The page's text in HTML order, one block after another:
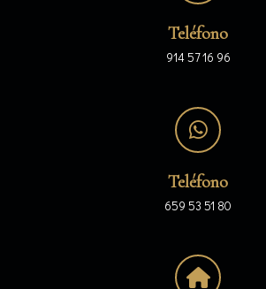
Teléfono
914 57 16 96
Teléfono
659 53 51 80